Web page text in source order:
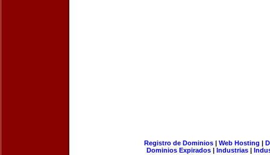
Registro de Dominios| Web Hosting |
Dominios Expirados | Industrias |